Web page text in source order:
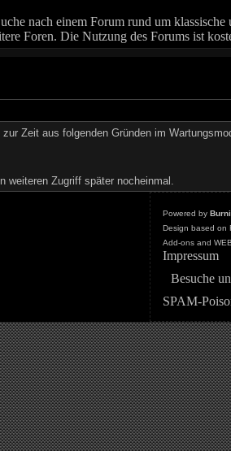
nach einem Forum rund um
Foren. Die Nutzung des Forums ist
Zeit aus folgenden Gründen im
weiteren Zugriff später nocheinmal.
Powered by
Design based on
Add-ons and
Impressum
Besuche
SPAM-